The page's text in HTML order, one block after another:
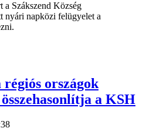
a Szákszend Község
nyári napközi felügyelet a
országok
a KSH